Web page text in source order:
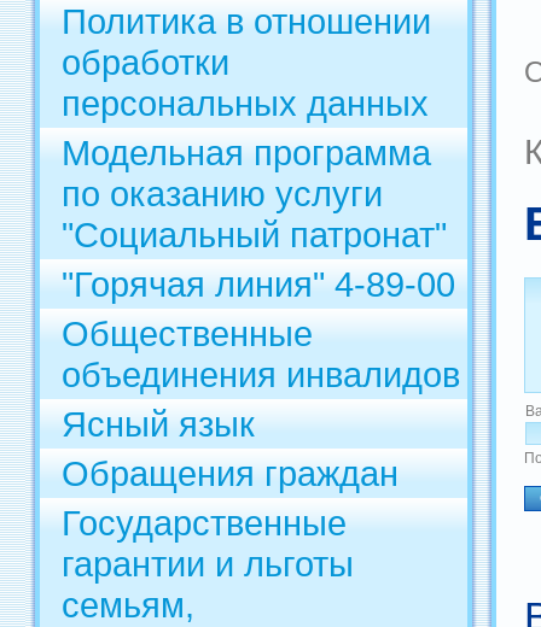
Политика в отношении
обработки
персональных данных
Модельная программа
по оказанию услуги
"Социальный патронат"
"Горячая линия" 4-89-00
Общественные
объединения инвалидов
Ясный язык
Обращения граждан
Государственные
гарантии и льготы
семьям,